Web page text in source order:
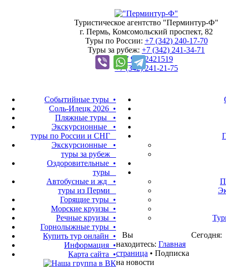
Туристическое агентство "Перминтур-Ф"
г. Пермь, Комсомольский проспект, 82
Туры по России: +7 (342) 240-17-70
Туры за рубеж: +7 (342) 241-34-71
+7 922 2421519
+7 (342)241-21-75
Событийные туры •
Соль-Илецк 2026 •
Пляжные туры •
Экскурсионные •
туры по России и СНГ
Экскурсионные •
туры за рубеж
Оздоровительные •
туры
Автобусные и жд •
туры из Перми
Горящие туры •
Морские круизы •
Речные круизы •
Горнолыжные туры •
Купить тур онлайн •
Информация •
Карта сайта •
Вы
находитесь: Главная
страница • Подписка
на новости
Сегодня: